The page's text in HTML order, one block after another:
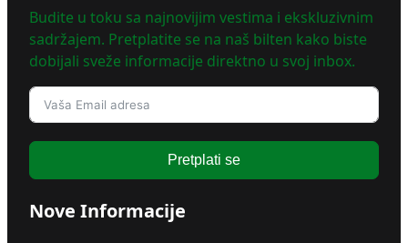
Budite u toku sa najnovijim vestima i ekskluzivnim
sadržajem. Pretplatite se na naš bilten kako biste
dobijali sveže informacije direktno u svoj inbox.
Pretplati se
Nove Informacije